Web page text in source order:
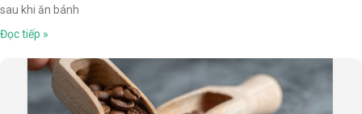
sau khi ăn bánh
Đọc tiếp »